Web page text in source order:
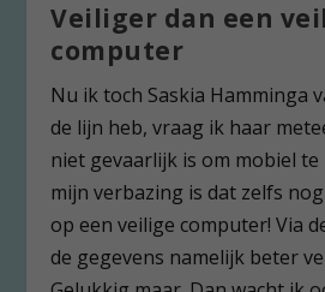
Veiliger dan een
computer
Nu ik toch Saskia Hamminga
de lijn heb, vraag ik haar
niet gevaarlijk is om mobiel
mijn verbazing is dat zelfs
op een veilige computer! Via
de gegevens namelijk beter